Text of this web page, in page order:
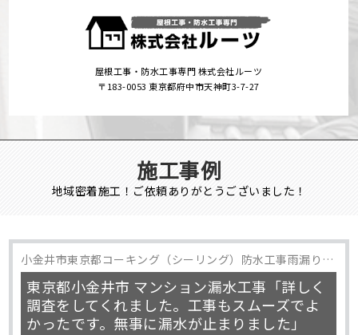
屋根工事・防水工事専門 株式会社ルーツ
〒183-0053 東京都府中市天神町3-7-27
施工事例
地域密着施工！ご依頼ありがとうございました！
小金井市東京都コーキング（シーリング）防水工事雨漏り修
理東京都小金井市 マンション漏水工事「詳しく
調査をしてくれました。工事もスムーズでよ
かったです。無事に漏水が止まりました」